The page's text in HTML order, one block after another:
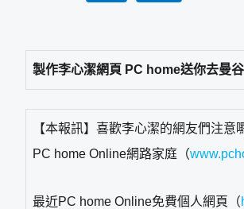
製作李心潔網頁 PC home送你去曼谷
【本報訊】喜歡李心潔的網友們注
PC home Online網路家庭（
最近PC home Online免費個人網頁（